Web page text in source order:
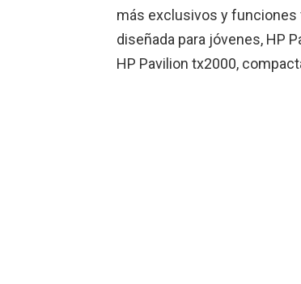
más exclusivos y funciones
diseñada para jóvenes, HP
HP Pavilion tx2000,